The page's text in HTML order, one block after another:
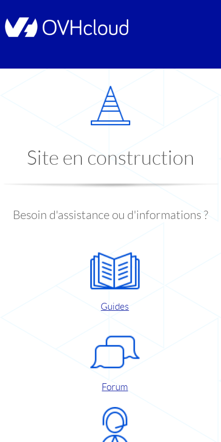
Site en construction
Besoin d'assistance ou d'informations ?
Guides
Forum